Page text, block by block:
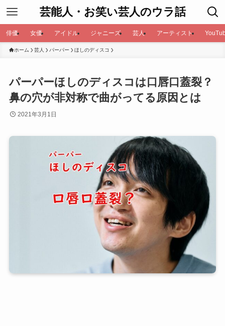
芸能人・お笑い芸人のウラ話
俳優 女優 アイドル ジャニーズ 芸人 アーティスト
ホーム 芸人 パーパー ほしのディスコ
パーパーほしのディスコは口唇口蓋裂？
鼻の穴が非対称で曲がってる原因とは
2021年3月1日